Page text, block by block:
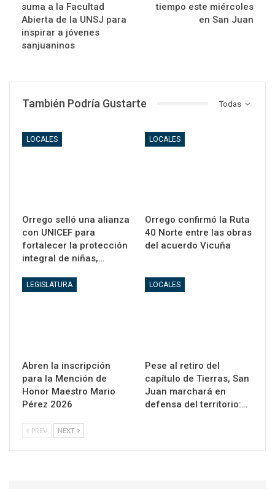
suma a la Facultad
Abierta de la UNSJ para
inspirar a jóvenes
sanjuaninos
tiempo este miércoles
en San Juan
Todas
También Podría Gustarte
LOCALES
Orrego selló una alianza
con UNICEF para
fortalecer la protección
integral de niñas,…
LOCALES
Orrego confirmó la Ruta
40 Norte entre las obras
del acuerdo Vicuña
LEGISLATURA
Abren la inscripción
para la Mención de
Honor Maestro Mario
Pérez 2026
LOCALES
Pese al retiro del
capítulo de Tierras, San
Juan marchará en
defensa del territorio:…
PREV NEXT